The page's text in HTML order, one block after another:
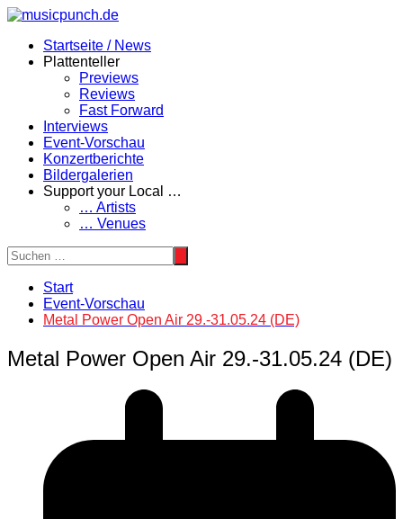
Zum
springenStartseite / News
Plattenteller
Previews
Reviews
Fast Forward
Interviews
Event-Vorschau
Konzertberichte
Bildergalerien
Support your Local …
… Artists
… Venues
Start
Event-Vorschau
Metal Power Open Air 29.-31.05.24 (DE)
Metal Power Open Air 29.-31.05.24 (DE)